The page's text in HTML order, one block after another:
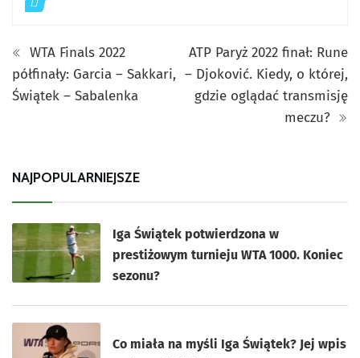
WTA Finals 2022
półfinały: Garcia – Sakkari,
Świątek – Sabalenka
ATP Paryż 2022 finał: Rune
– Djoković. Kiedy, o której,
gdzie oglądać transmisję
meczu?
NAJPOPULARNIEJSZE
Iga Świątek potwierdzona w
prestiżowym turnieju WTA 1000. Koniec
sezonu?
Co miała na myśli Iga Świątek? Jej wpis